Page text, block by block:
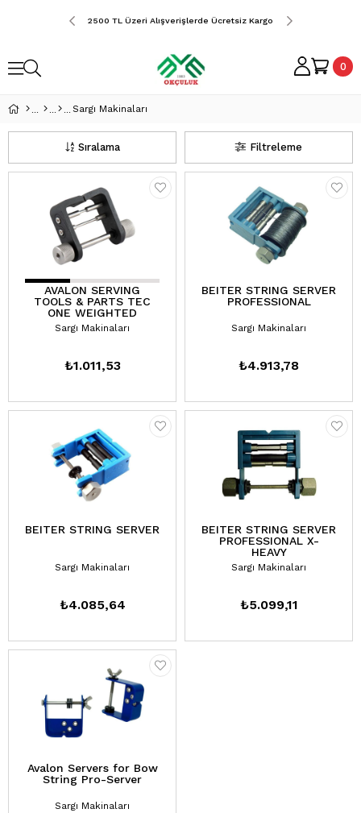
Ücretsiz Kargo 2500 TL Üzeri Alışverişlerde Ücretsiz Kargo 2500 TL Üzeri
0
Sargı Makinaları
Filtreleme
Sıralama
AVALON SERVING
TOOLS & PARTS TEC
ONE WEIGHTED
SERVER
Sargı Makinaları
₺1.011,53
BEITER STRING SERVER
PROFESSIONAL
Sargı Makinaları
₺4.913,78
BEITER STRING SERVER
Sargı Makinaları
₺4.085,64
BEITER STRING SERVER
PROFESSIONAL X-
HEAVY
Sargı Makinaları
₺5.099,11
Avalon Servers for Bow
String Pro-Server
Sargı Makinaları